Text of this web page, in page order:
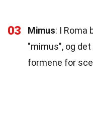
03 Mimus: I Roma
"mimus", og
formene for